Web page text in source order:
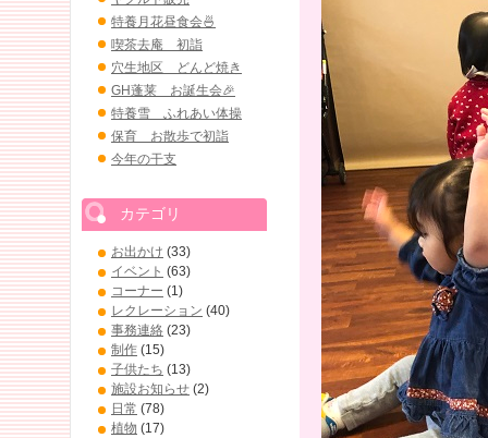
特養月花昼食会🍜
喫茶去庵 初詣
穴生地区 どんど焼き
GH蓬莱 お誕生会🎉
特養雪 ふれあい体操
保育 お散歩で初詣
今年の干支
カテゴリ
お出かけ (33)
イベント (63)
コーナー (1)
レクレーション (40)
事務連絡 (23)
制作 (15)
子供たち (13)
施設お知らせ (2)
日常 (78)
植物 (17)